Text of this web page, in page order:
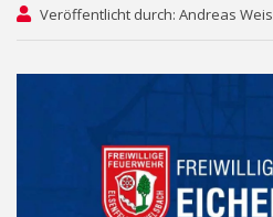
Veröffentlicht durch: Andreas Weis